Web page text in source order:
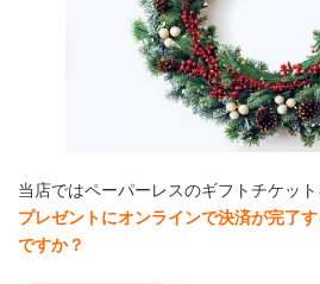
当店ではペーパーレスのギフトチケット
プレゼントにオンラインで決済が完了
ですか？